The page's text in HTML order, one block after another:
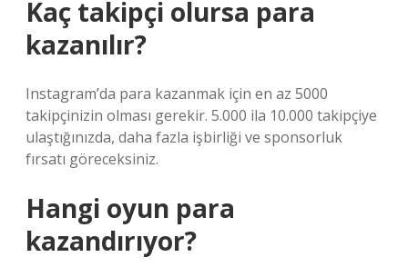
Kaç takipçi olursa para
kazanılır?
Instagram’da para kazanmak için en az 5000
takipçinizin olması gerekir. 5.000 ila 10.000 takipçiye
ulaştığınızda, daha fazla işbirliği ve sponsorluk
fırsatı göreceksiniz.
Hangi oyun para
kazandırıyor?